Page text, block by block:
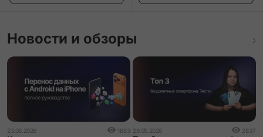
Новости и обзоры
23.06.2026 1883 29.05.2026 2837